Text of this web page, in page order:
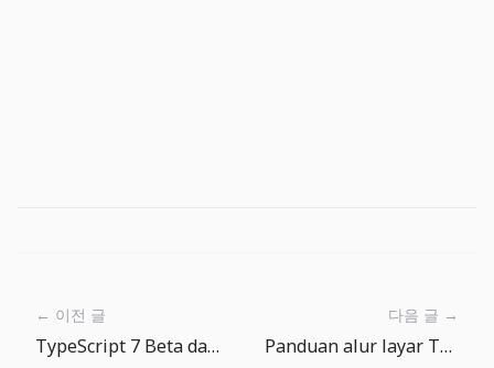
← 이전 글
TypeScript 7 Beta dan tsgo: migrasi compiler harus diuji bertahap
다음 글 →
Panduan alur layar The Big One: Beranda, Memancing, Ensiklopedia Ikan, dan Toko